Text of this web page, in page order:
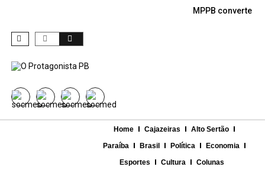
MPPB converte
Home Cajazeiras
Alto Sertão
Paraíba
Brasil Política
Economia
Esportes
Cultura Colunas